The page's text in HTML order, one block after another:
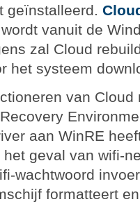
geïnstalleerd.
vanuit de
zal Cloud
het systeem
van
aan WinRE
geval van wifi-
wachtwoord
formatteert